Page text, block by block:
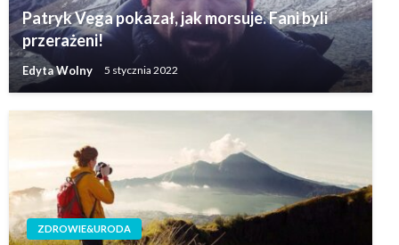
Patryk Vega pokazał, jak morsuje. Fani byli
przerażeni!
Edyta Wolny 5 stycznia 2022
ZDROWIE&URODA